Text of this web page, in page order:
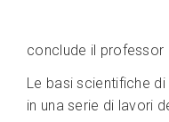
conclude il professor
Le basi scientifiche
in una serie di lavori